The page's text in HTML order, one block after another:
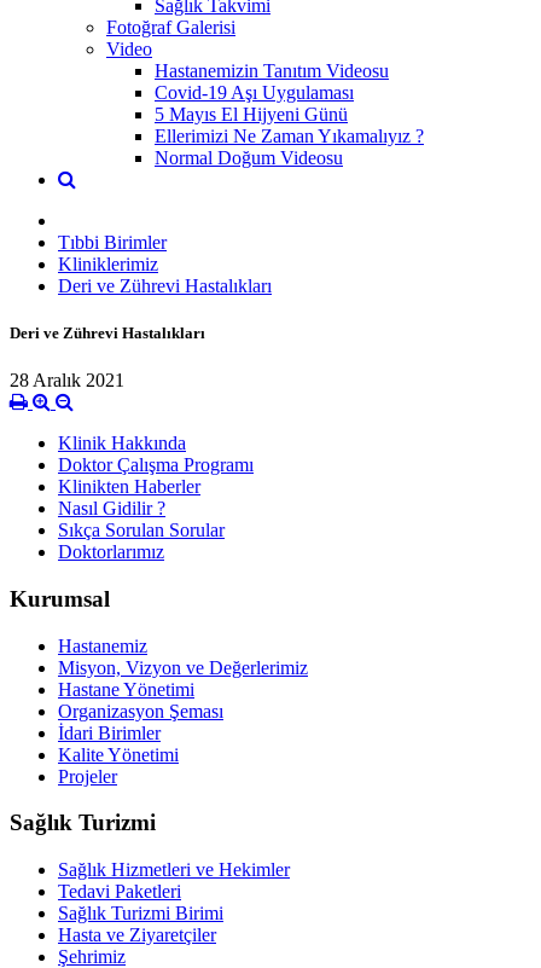
Sağlık Takvimi
Fotoğraf Galerisi
Video
Hastanemizin Tanıtım Videosu
Covid-19 Aşı Uygulaması
5 Mayıs El Hijyeni Günü
Ellerimizi Ne Zaman Yıkamalıyız ?
Normal Doğum Videosu
Tıbbi Birimler
Kliniklerimiz
Deri ve Zührevi Hastalıkları
Deri ve Zührevi Hastalıkları
28 Aralık 2021
Klinik Hakkında
Doktor Çalışma Programı
Klinikten Haberler
Nasıl Gidilir ?
Sıkça Sorulan Sorular
Doktorlarımız
Kurumsal
Hastanemiz
Misyon, Vizyon ve Değerlerimiz
Hastane Yönetimi
Organizasyon Şeması
İdari Birimler
Kalite Yönetimi
Projeler
Sağlık Turizmi
Sağlık Hizmetleri ve Hekimler
Tedavi Paketleri
Sağlık Turizmi Birimi
Hasta ve Ziyaretçiler
Şehrimiz